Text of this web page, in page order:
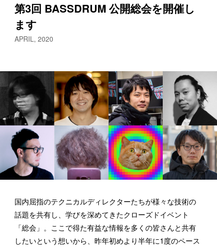
NEWS/EVENTS
CONTACT
JA EN / ZH
第3回 BASSDRUM 公開総会を開催し
ます
APRIL, 2020
国内屈指のテクニカルディレクターたちが様々な技術の
話題を共有し、学びを深めてきたクローズドイベント
「総会」。ここで得た有益な情報を多くの皆さんと共有
したいという想いから、昨年初めより半年に1度のペース
お仕事のご依頼・取材のご相談など、下記のフォームからお気軽
にお問い合わせください。メールの場合は hello@bassdrum.org か
らご連絡ください。